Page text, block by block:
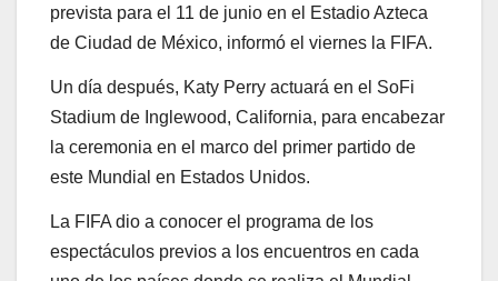
prevista para el 11 de junio en el Estadio Azteca
de Ciudad de México, informó el viernes la FIFA.
Un día después, Katy Perry actuará en el SoFi
Stadium de Inglewood, California, para encabezar
la ceremonia en el marco del primer partido de
este Mundial en Estados Unidos.
La FIFA dio a conocer el programa de los
espectáculos previos a los encuentros en cada